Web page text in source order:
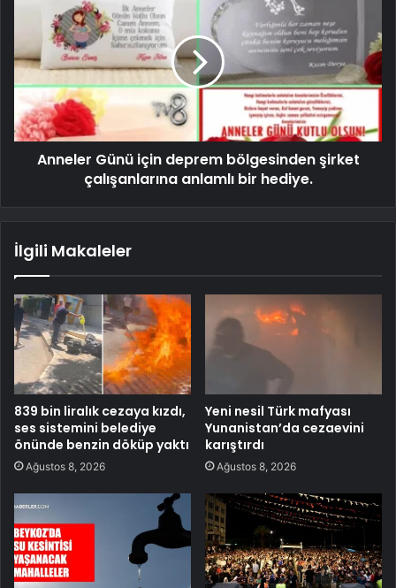
Anneler Günü için deprem bölgesinden şirket
çalışanlarına anlamlı bir hediye.
İlgili Makaleler
839 bin liralık cezaya kızdı,
ses sistemini belediye
önünde benzin döküp yaktı
Ağustos 8, 2026
Yeni nesil Türk mafyası
Yunanistan’da cezaevini
karıştırdı
Ağustos 8, 2026